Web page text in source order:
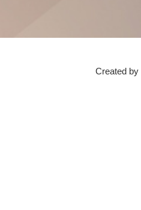
Created by